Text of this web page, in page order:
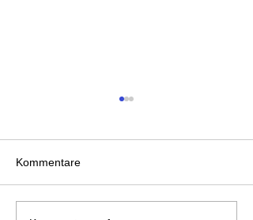
Kommentare